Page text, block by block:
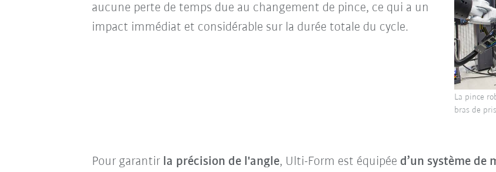
aucune perte de temps due au changement de pince, ce qui a un
impact immédiat et considérable sur la durée totale du cycle.
La pince
bras de
Pour garantir la précision de l'angle, Ulti-Form est équipée d’un système de